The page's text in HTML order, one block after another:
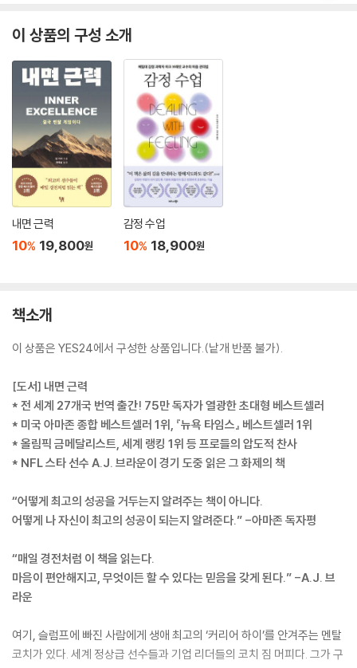
이 상품의 구성 소개
내면 근력
10% 19,800원
감정 수업
10% 18,900원
책소개
이 상품은 YES24에서 구성한 상품입니다.(낱개 반품 불가).
[도서] 내면 근력
* 전 세계 27개국 번역 출간! 75만 독자가 열광한 초대형 베스트셀러
* 미국 아마존 종합 베스트셀러 1위, 『뉴욕 타임스』 베스트셀러 1위
* 올림픽 금메달리스트, 세계 랭킹 1위 등 프로들의 압도적 찬사
* NFL 스타 선수 A.J. 브라운이 경기 도중 읽은 그 화제의 책
“어떻게 최고의 성공을 거두는지 알려주는 책이 아니다.
어떻게 나 자신이 최고의 성공이 되는지 알려준다.” -아마존 독자평
“매일 경전처럼 이 책을 읽는다.
마음이 편안해지고, 무엇이든 할 수 있다는 믿음을 갖게 된다.” -A.J. 브
라운
여기, 슬럼프에 빠진 사람에게 생애 최고의 ‘커리어 하이’를 안겨주는 멘탈
코치가 있다. 세계 정상급 선수들과 기업 리더들의 코치 짐 머피다. 그가 구